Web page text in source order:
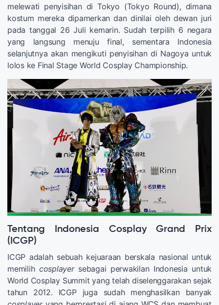
melewati penyisihan di Tokyo (Tokyo Round), dimana
kostum mereka dipamerkan dan dinilai oleh dewan juri
pada tanggal 26 Juli kemarin. Sudah terpilih 6 negara
yang langsung menuju final, sementara Indonesia
selanjutnya akan mengikuti penyisihan di Nagoya untuk
lolos ke Final Stage World Cosplay Championship.
Tentang Indonesia Cosplay Grand Prix
(ICGP)
ICGP adalah sebuah kejuaraan berskala nasional untuk
memilih cosplayersebagai perwakilan Indonesia untuk
World Cosplay Summit yang telah diselenggarakan sejak
tahun 2012. ICGP juga sudah menghasilkan banyak